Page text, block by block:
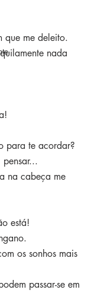
que me deleito.
nada
para te acordar?
na cabeça me
está!
os sonhos mais
passar-se em